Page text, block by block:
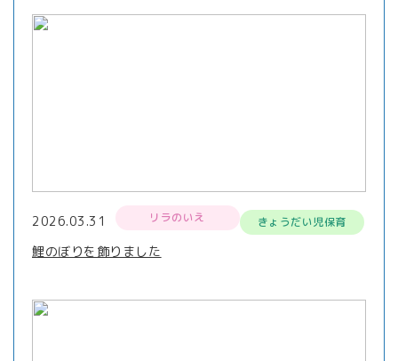
2026.03.31 リラのいえ きょうだい児保育
鯉のぼりを飾りました